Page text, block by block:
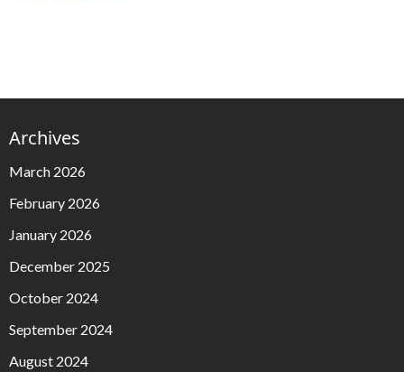
Archives
March 2026
February 2026
January 2026
December 2025
October 2024
September 2024
August 2024